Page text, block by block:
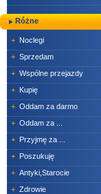
Różne
+ Noclegi
+ Sprzedam
+ Wspólne przejazdy
+ Kupię
+ Oddam za darmo
+ Oddam za ...
+ Przyjmę za ...
+ Poszukuję
+ Antyki,Starocie
+ Zdrowie